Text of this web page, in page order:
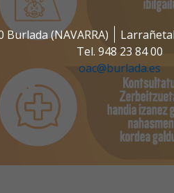
Burlada (NAVARRA)
Tel. 948 23 84 00
oac@burlada.es